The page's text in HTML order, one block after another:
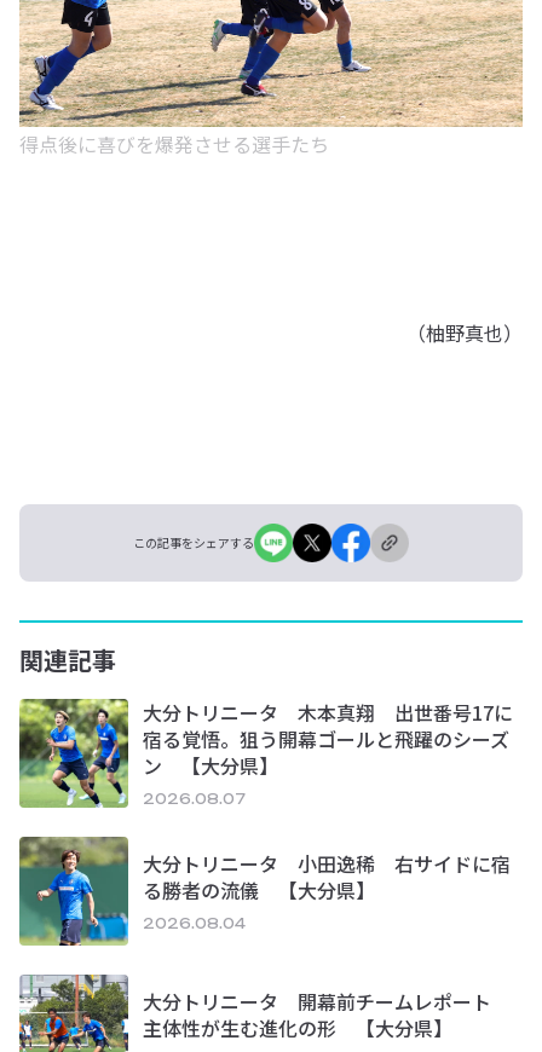
得点後に喜びを爆発させる選手たち
（柚野真也）
この記事をシェアする
関連記事
大分トリニータ 木本真翔 出世番号17に
宿る覚悟。狙う開幕ゴールと飛躍のシーズ
ン 【大分県】
2026.08.07
大分トリニータ 小田逸稀 右サイドに宿
る勝者の流儀 【大分県】
2026.08.04
大分トリニータ 開幕前チームレポート
主体性が生む進化の形 【大分県】